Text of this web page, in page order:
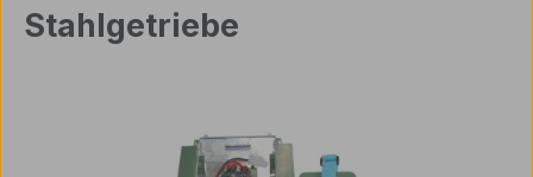
Stahlgetriebe
Bildergalerie überspringen